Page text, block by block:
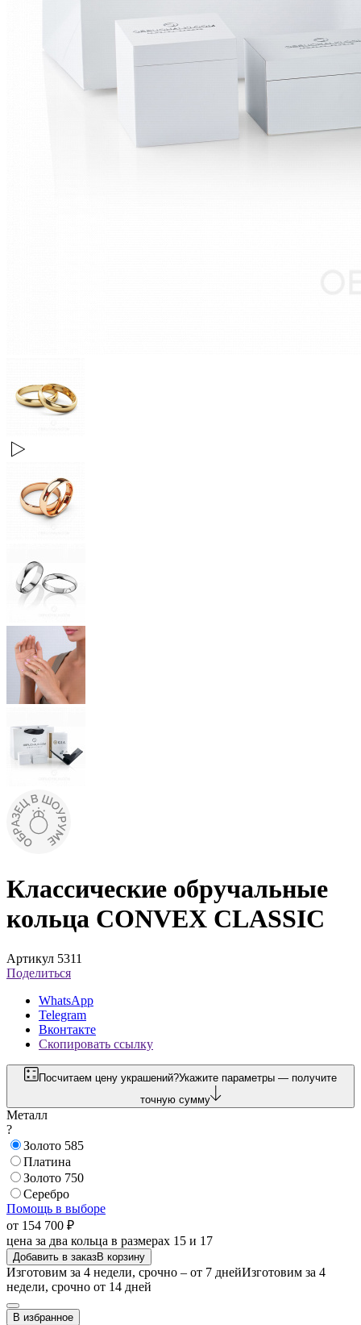
Классические обручальные
кольца CONVEX CLASSIC
Артикул 5311
Поделиться
WhatsApp
Telegram
Вконтакте
Скопировать ссылку
Посчитаем цену украшений?Укажите параметры — получите
точную сумму
Металл
?
Золото 585
Платина
Золото 750
Серебро
Помощь в выборе
от 154 700 ₽
цена за два кольца в размерах 15 и 17
Добавить в заказВ корзину
Изготовим за 4 недели, срочно – от 7 днейИзготовим за 4
недели, срочно от 14 дней
В избранное